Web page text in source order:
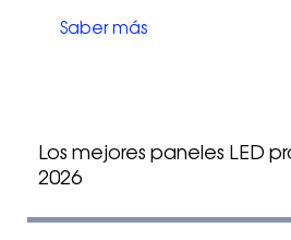
Saber más
Los mejores paneles LED
2026